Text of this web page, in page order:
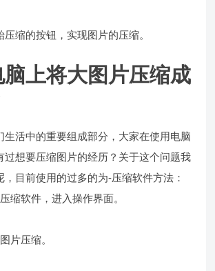
缩的按钮，实现图片的压缩。
上将大图片压缩成
生活中的重要组成部分，大家在使用电脑
过想要压缩图片的经历？关于这个问题我
，目前使用的过多的为-压缩软件方法：
缩软件，进入操作界面。
片压缩。